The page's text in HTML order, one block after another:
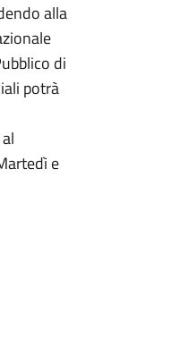
alla
di
potrà
e